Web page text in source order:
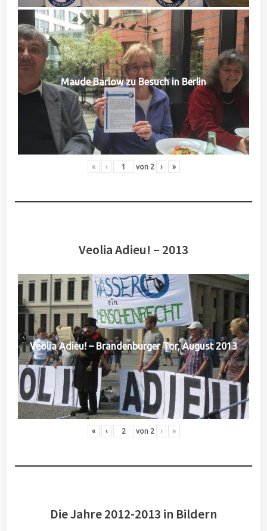
Maude Barlow zu Besuch in Berlin
« ‹ von 2 › »
Veolia Adieu! – 2013
Veolia Adieu! – Brandenburger Tor, August 2013
« ‹ von 2 › »
Die Jahre 2012-2013 in Bildern